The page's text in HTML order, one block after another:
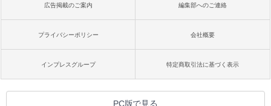
広告掲載のご案内 編集部へのご連絡
プライバシーポリシー 会社概要
インプレスグループ 特定商取引法に基づく表示
PC版で見る